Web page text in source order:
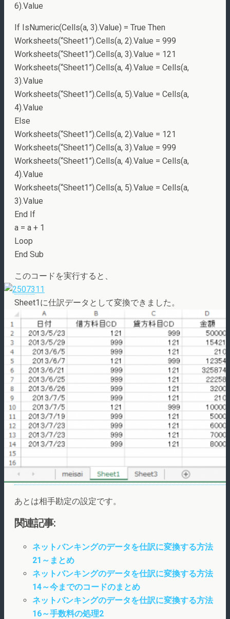
6).Value
If IsNumeric(Cells(a, 3).Value) = True Then
Worksheets(“Sheet1”).Cells(a, 2).Value = 999
Worksheets(“Sheet1”).Cells(a, 3).Value = 121
Worksheets(“Sheet1”).Cells(a, 4).Value = Cells(a,
3).Value
Worksheets(“Sheet1”).Cells(a, 5).Value = Cells(a,
4).Value
Else
Worksheets(“Sheet1”).Cells(a, 2).Value = 121
Worksheets(“Sheet1”).Cells(a, 3).Value = 999
Worksheets(“Sheet1”).Cells(a, 4).Value = Cells(a,
4).Value
Worksheets(“Sheet1”).Cells(a, 5).Value = Cells(a,
3).Value
End If
a = a + 1
Loop
End Sub
このコードを実行すると、
Sheet1に仕訳データとして変換できました。
あとは相手勘定の設定です。
関連記事:
ネットバンキングのデータを仕訳に変換する方法
21～まとめ
ネットバンキングのデータを仕訳に変換する方法
14～今までのコードのまとめ
ネットバンキングのデータを仕訳に変換する方法
16～手数料の処理2